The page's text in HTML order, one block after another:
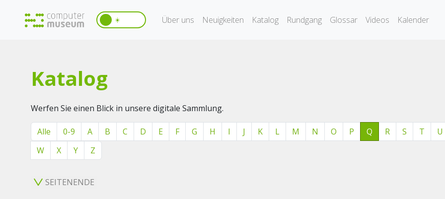
☀️ Über uns Neuigkeiten Katalog Rundgang Glossar Videos Kalender
Katalog
Werfen Sie einen Blick in unsere digitale Sammlung.
Alle 0-9 A B C D E F G H I J K L M N O P Q R S T U
W
X Y Z
SEITENENDE